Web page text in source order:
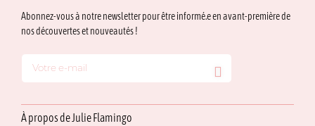
Abonnez-vous à notre newsletter pour être informé.e en avant-première de
nos découvertes et nouveautés !
À propos de Julie Flamingo